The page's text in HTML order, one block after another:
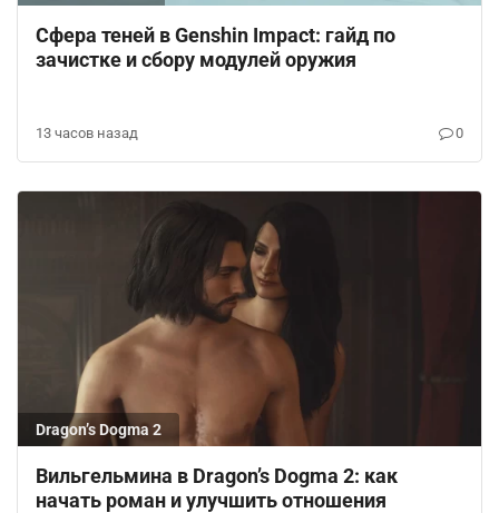
Сфера теней в Genshin Impact: гайд по
зачистке и сбору модулей оружия
13 часов назад 0
Dragon’s Dogma 2
Вильгельмина в Dragon’s Dogma 2: как
начать роман и улучшить отношения